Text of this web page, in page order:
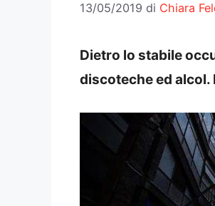
13/05/2019 di Chiara
Dietro lo stabile
discoteche ed alcol.